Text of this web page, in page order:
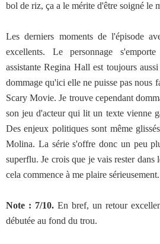
bol de riz, ça a le mérite d'être soigné le
Les derniers moments de l'épisode
excellents. Le personnage
assistante Regina Hall est toujours
dommage qu'ici elle ne puisse pas nous
Scary Movie. Je trouve cependant
son jeu d'acteur qui lit un texte vienne
Des enjeux politiques sont même
Molina. La série s'offre donc un peu
superflu. Je crois que je vais rester
cela commence à me plaire sérieusement.
Note : 7/10. En bref, un retour
débutée au fond du trou.